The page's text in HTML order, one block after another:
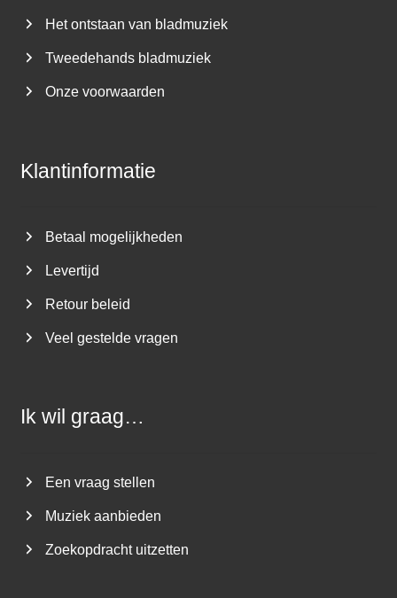
Het ontstaan van bladmuziek
Tweedehands bladmuziek
Onze voorwaarden
Klantinformatie
Betaal mogelijkheden
Levertijd
Retour beleid
Veel gestelde vragen
Ik wil graag…
Een vraag stellen
Muziek aanbieden
Zoekopdracht uitzetten